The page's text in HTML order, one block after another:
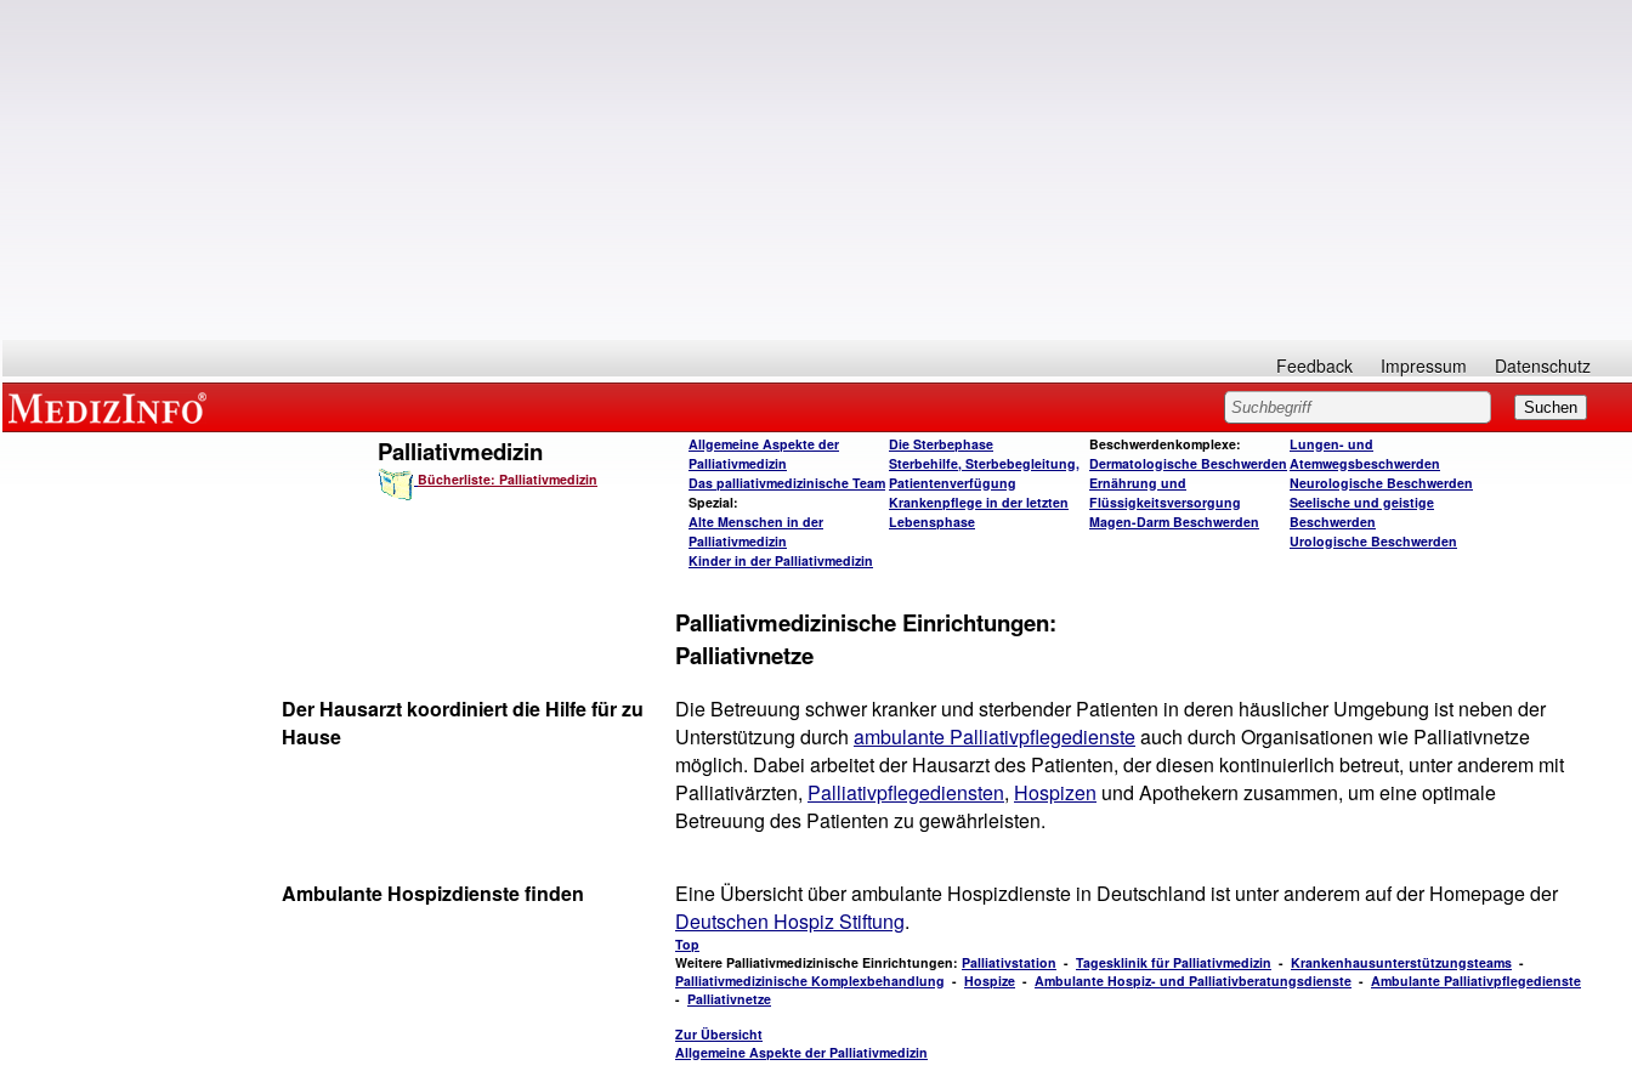
Feedback Impressum Datenschutz
Palliativmedizin
Bücherliste: Palliativmedizin
Allgemeine Aspekte der
Palliativmedizin
Das palliativmedizinische Team
Spezial:
Alte Menschen in der
Palliativmedizin
Kinder in der Palliativmedizin
Die Sterbephase
Sterbehilfe, Sterbebegleitung,
Patientenverfügung
Krankenpflege in der letzten
Lebensphase
Beschwerdenkomplexe:
Dermatologische Beschwerden
Ernährung und
Flüssigkeitsversorgung
Magen-Darm Beschwerden
Lungen- und
Atemwegsbeschwerden
Neurologische Beschwerden
Seelische und geistige
Beschwerden
Urologische Beschwerden
Palliativmedizinische Einrichtungen:
Palliativnetze
Der Hausarzt koordiniert die Hilfe für zu
Hause
Die Betreuung schwer kranker und sterbender Patienten in deren häuslicher Umgebung ist neben der
Unterstützung durch ambulante Palliativpflegediensteauch durch Organisationen wie Palliativnetze
möglich. Dabei arbeitet der Hausarzt des Patienten, der diesen kontinuierlich betreut, unter anderem mit
Palliativärzten, Palliativpflegediensten, Hospizen und Apothekern zusammen, um eine optimale
Betreuung des Patienten zu gewährleisten.
Ambulante Hospizdienste finden
Eine Übersicht über ambulante Hospizdienste in Deutschland ist unter anderem auf der Homepage der
Deutschen Hospiz Stiftung.
Top
Weitere Palliativmedizinische Einrichtungen: Palliativstation - Tagesklinik für Palliativmedizin - Krankenhausunterstützungsteams -
Palliativmedizinische Komplexbehandlung - Hospize - Ambulante Hospiz- und Palliativberatungsdienste - Ambulante Palliativpflegedienste
- Palliativnetze
Zur Übersicht
Allgemeine Aspekte der Palliativmedizin